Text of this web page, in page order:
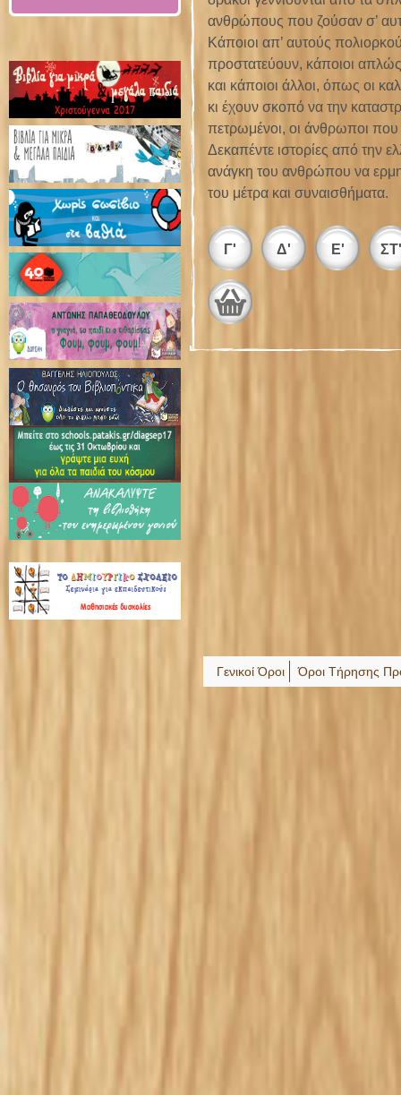
ανθρώπους που ζούσαν σ’
Κάποιοι απ’ αυτούς
προστατεύουν, κάποιοι
και κάποιοι άλλοι, όπως οι
κι έχουν σκοπό να την
πετρωμένοι, οι άνθρωποι που
Δεκαπέντε ιστορίες από την
ανάγκη του ανθρώπου να
του μέτρα και συναισθήματα.
Γ' Δ' Ε' ΣΤ'
Γενικοί Όροι Όροι Τήρησης